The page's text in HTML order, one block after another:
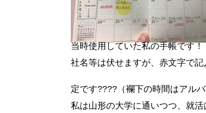
当時使用していた私の手帳です！
社名等は伏せますが、赤文字で
定です????（襴下の時間はアル
私は山形の大学に通いつつ、就